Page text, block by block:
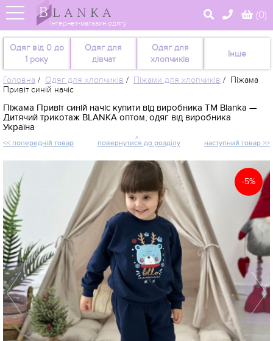
Інтернет-магазин одягу
(0)
Одяг від 0 до
1 року
Одяг для
дівчат
Одяг для
хлопчиків
Інше
Головна / Одяг для хлопчиків / Піжами для хлопчиків / Піжама
Привіт синій начіс
Піжама Привіт синій начіс купити від виробника TM Blanka —
Дитячий трикотаж BLANKA оптом, одяг від виробника
Україна
<< попередній товар наступний товар >>
повернутися до розділу
-5%